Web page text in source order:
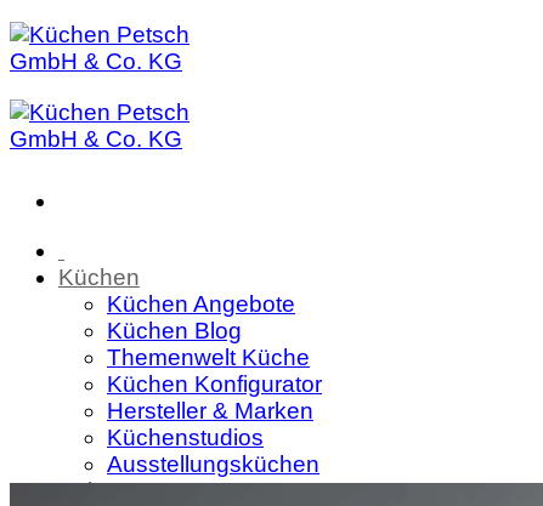
Zum
Inhalt
springen
Küchen
Küchen Angebote
Küchen Blog
Themenwelt Küche
Küchen Konfigurator
Hersteller & Marken
Küchenstudios
Ausstellungsküchen
Sale